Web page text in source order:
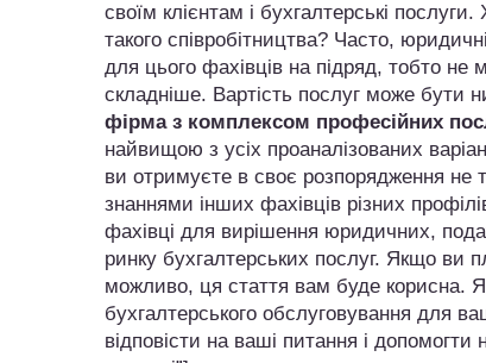
своїм клієнтам і бухгалтерські
такого співробітництва? Часто,
для цього фахівців на підряд, тобто не
складніше. Вартість послуг може бути
фірма з комплексом професійних
найвищою з усіх проаналізованих
ви отримуєте в своє розпорядження не
знаннями інших фахівців різних
фахівці для вирішення юридичних,
ринку бухгалтерських послуг. Якщо ви
можливо, ця стаття вам буде корисна.
бухгалтерського обслуговування для
відповісти на ваші питання і